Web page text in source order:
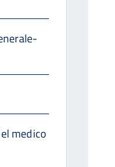
medico